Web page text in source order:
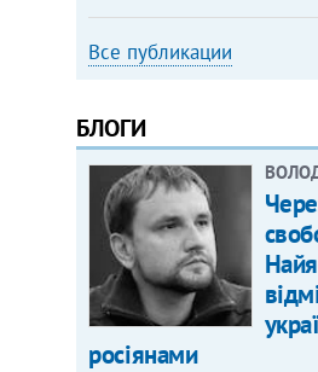
Все публикации
БЛОГИ
росіянами